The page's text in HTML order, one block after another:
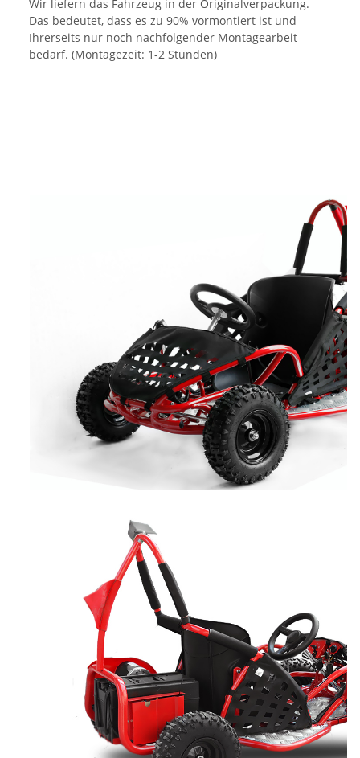
Wir liefern das Fahrzeug in der Originalverpackung.
Das bedeutet, dass es zu 90% vormontiert ist und
Ihrerseits nur noch nachfolgender Montagearbeit
bedarf. (Montagezeit: 1-2 Stunden)